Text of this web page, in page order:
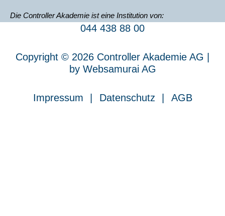
Die Con­trol­ler Aka­de­mie ist eine Insti­tu­ti­on von:
044 438 88 00
Сopy­right © 2026 Con­trol­ler Aka­de­mie AG |
by Web­sa­mu­rai AG
Impres­sum Daten­schutz AGB